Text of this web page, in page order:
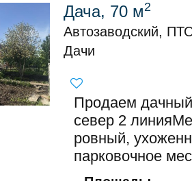
Дача, 70 м2
Автозаводский,
Дачи
Продаем
север 2
ровный,
парковочное